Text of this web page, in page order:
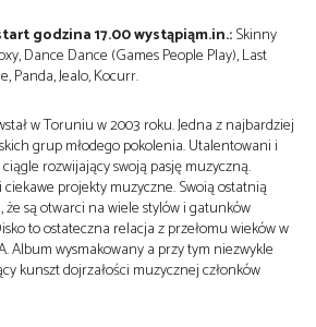
godzina 17.00 wystąpiąm.in.:Skinny
Dance Dance (Games People Play), Last
Panda, Jealo, Kocurr.
w Toruniu w 2003 roku. Jedna z najbardziej
grup młodego pokolenia. Utalentowani i
rozwijający swoją pasję muzyczną.
projekty muzyczne. Swoią ostatnią
że są otwarci na wiele stylów i gatunków
to ostateczna relacja z przełomu wieków w
Album wysmakowany a przy tym niezwykle
kunszt dojrzałości muzycznej członków